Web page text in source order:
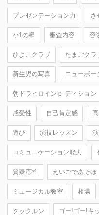
プレゼンテーション力 さ
小1の壁 審査内容 容
ひよこクラブ たまごクラ
新生児の写真 ニューボー
朝ドラヒロインｐ-ディション
感受性 自己肯定感
遊び 演技レッスン
コミュニケーション能力
質疑応答 えいごであそぼ
ミュージカル教室 相場
クックルン ゴー!ゴー!キ